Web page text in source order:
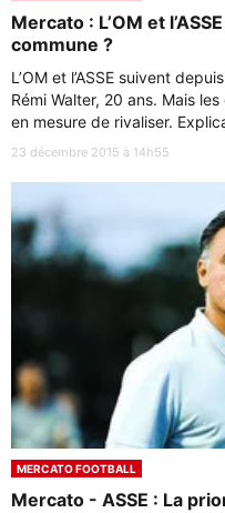
Mercato : L’OM et
commune ?
L’OM et l’ASSE suivent
Rémi Walter, 20 ans. Mais
en mesure de rivaliser.
23 décembre 2015 à 14h55
MERCATO FOOTBALL
Mercato - ASSE : La